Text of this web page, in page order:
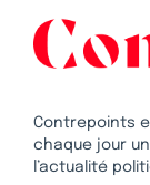
Contrepoints
chaque jour
l’actualité